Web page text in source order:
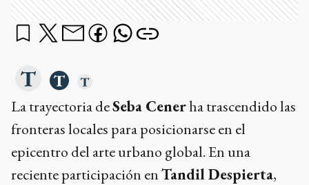
La trayectoria deSeba Cenerha trascendido las
fronteras locales para posicionarse en el
epicentro del arte urbano global. En una
reciente participación enTandil Despierta,